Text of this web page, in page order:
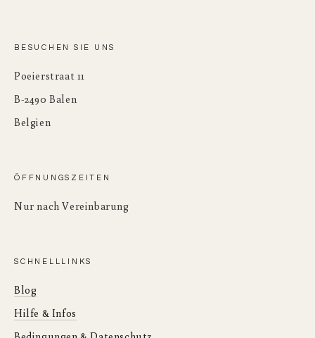
BESUCHEN SIE UNS
Poeierstraat 11
B-2490 Balen
Belgien
ÖFFNUNGSZEITEN
Nur nach Vereinbarung
SCHNELLLINKS
Blog
Hilfe & Infos